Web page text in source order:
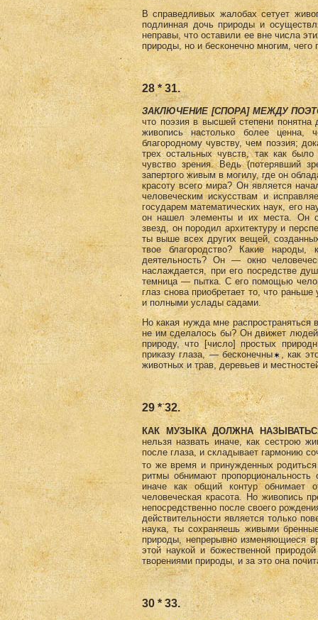
В справедливых жалобах сетует
подлинная дочь природы и
неправы, что оставили ее вне числа
природы, но и бесконечно многим, чего
28 * 31.
ЗАКЛЮЧЕНИЕ [СПОРА] МЕЖДУ
что поэзия в высшей степени
живопись настолько более
благородному чувству, чем поэзия;
трех остальных чувств, так как
чувство зрения. Ведь (потерявший
запертого живым в могилу, где он
красоту всего мира? Он является
человеческим искусствам и
государем математических наук, его
он нашел элементы и их места. Он
звезд, он породил архитектуру и
ты выше всех других вещей,
твое благородство? Какие
деятельность? Он — окно
наслаждается, при его посредстве
темница — пытка. С его помощью
глаз снова приобретает то, что
и полными услады садами.
Но какая нужда мне
не им сделалось бы? Он движет людей
природу, что [число] простых
приказу глаза, — бесконечны
, как
животных и трав, деревьев и
29 * 32.
КАК МУЗЫКА ДОЛЖНА
нельзя назвать иначе, как сестрою
после глаза, и складывает гармонию
то же время и принужденных
ритмы обнимают
иначе как общий контур обнимает
человеческая красота. Но живопись
непосредственно после своего
действительности является только
наука, ты сохраняешь живыми
природы, непрерывно изменяющиеся
этой наукой и божественной
творениями природы, и за это она
30 * 33.